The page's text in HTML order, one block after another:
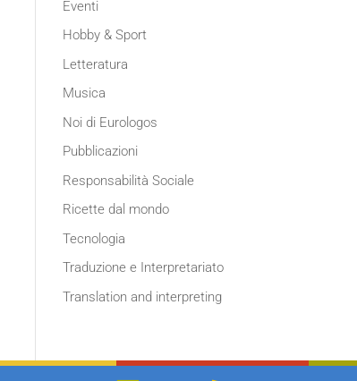
Eventi
Hobby & Sport
Letteratura
Musica
Noi di Eurologos
Pubblicazioni
Responsabilità Sociale
Ricette dal mondo
Tecnologia
Traduzione e Interpretariato
Translation and interpreting